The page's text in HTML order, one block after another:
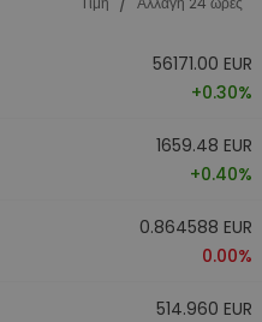
56171.00 EUR
+0.30%
1659.48 EUR
+0.40%
0.864588 EUR
0.00%
514.960 EUR